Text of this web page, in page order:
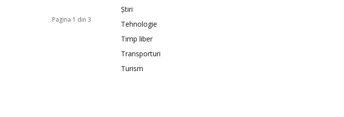
Pagina 1 din 3
Ştiri
Tehnologie
Timp liber
Transporturi
Turism